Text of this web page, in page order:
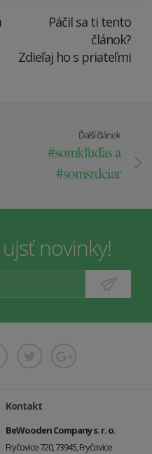
Páčil sa ti tento
článok?
Zdieľaj ho s priateľmi
Ďalší článok
#somkľuďas a
#somsrdciar
novinky!
Kontakt
BeWooden Company s. r. o.
Fryčovice 720, 73945, Fryčovice